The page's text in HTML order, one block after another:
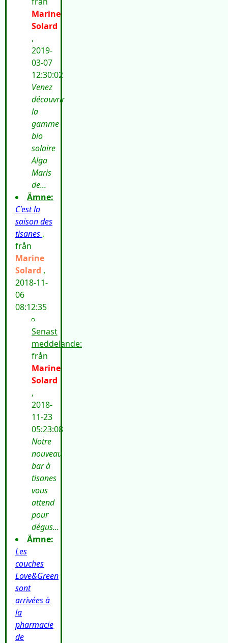
Marine
Solard
,
2019-
03-07
12:30:02
Venez
découvrir
la
gamme
bio
solaire
Alga
Maris
de...
Ämne:
C'est la
saison des
tisanes ,
från
Marine
Solard ,
2018-11-
06
08:12:35
Senast
meddelande:
från
Marine
Solard
,
2018-
11-23
05:23:08
Notre
nouveau
bar à
tisanes
vous
attend
pour
dégus...
Ämne:
Les
couches
Love&Green
sont
arrivées à
la
pharmacie
de